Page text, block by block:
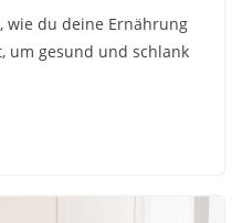
wie du deine Ernährung
um gesund und schlank